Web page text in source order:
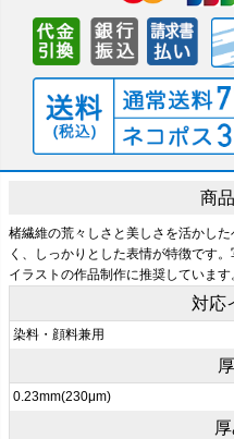
商
楮繊維の荒々しさと美しさを活かし
く、しっかりとした表情が特徴です
イラストの作品制作に推奨しています
対応
染料・顔料兼用
0.23mm(230μm)